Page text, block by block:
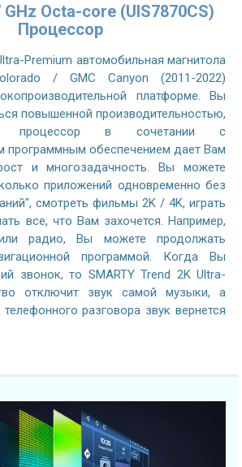
Octa-core (UIS7870CS)
Процессор
Premium автомобильная магнитола
/ GMC Canyon (2011-2022)
платформе. Вы
повышенной производительностью,
процессор в сочетании с
программным обеспечением дает Вам
и многозадачность. Вы можете
приложений одновременно без
смотреть фильмы 2K / 4K, играть
все, что Вам захочется. Например,
радио, Вы можете продолжать
программой. Когда Вы
звонок, то SMARTY Trend 2K Ultra-
отключит звук самой музыки, а
разговора звук вернется